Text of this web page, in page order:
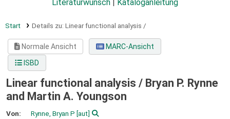
Literaturwunsch
Kataloganleitung
Start Details zu: Linear functional analysis /
Normale Ansicht
MARC-Ansicht
ISBD
Linear functional analysis / Bryan P. Rynne
and Martin A. Youngson
Von: Rynne, Bryan P [aut]